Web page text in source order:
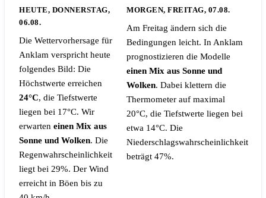
HEUTE, DONNERSTAG,
06.08.
Die Wettervorhersage für
Anklam verspricht heute
folgendes Bild: Die
Höchstwerte erreichen
24°C, die Tiefstwerte
liegen bei 17°C. Wir
erwarten einen Mix aus
Sonne und Wolken. Die
Regenwahrscheinlichkeit
liegt bei 29%. Der Wind
erreicht in Böen bis zu
MORGEN, FREITAG, 07.08.
Am Freitag ändern sich die
Bedingungen leicht. In Anklam
prognostizieren die Modelle
einen Mix aus Sonne und
Wolken. Dabei klettern die
Thermometer auf maximal
20°C, die Tiefstwerte liegen bei
etwa 14°C. Die
Niederschlagswahrscheinlichkeit
beträgt 47%.